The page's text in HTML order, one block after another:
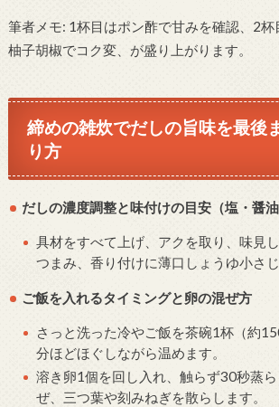
筆者メモ: 1杯目はポン酢で甘みを確認、2杯
柚子胡椒でコク変、が盛り上がります。
締めの雑炊でだしの旨味を最後
り方
だしの濃度調整と味付けの目安（塩・醤油
具材をすべて上げ、アクを取り、味見
つまみ、香り付けに薄口しょうゆ小さ
ご飯を入れるタイミングと卵の混ぜ方
さっと洗った冷やご飯を茶碗1杯（約
分ほどほぐしながら温めます。
溶き卵1個を回し入れ、触らず30秒蒸
ぜ、三つ葉や刻みねぎを散らします。